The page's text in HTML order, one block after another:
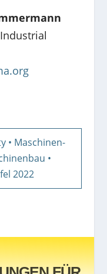
• Maschinen-
•
2022